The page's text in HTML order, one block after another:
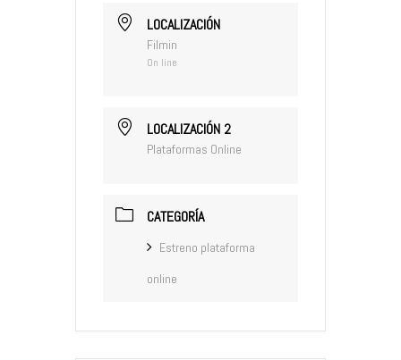
LOCALIZACIÓN
Filmin
On line
LOCALIZACIÓN 2
Plataformas Online
CATEGORÍA
Estreno plataforma
online